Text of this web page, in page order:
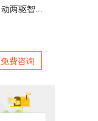
免费咨询